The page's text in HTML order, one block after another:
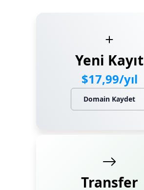
Yeni Kayıt
$17,99/yıl
Domain Kaydet
Transfer